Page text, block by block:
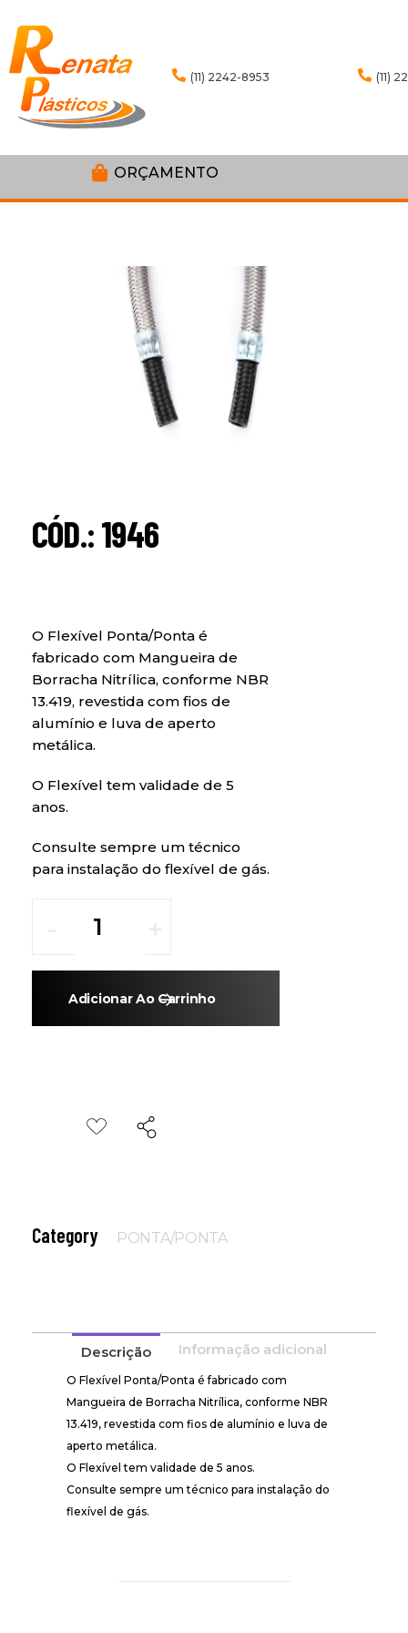
(11) 2242-8953 (11)
ORÇAMENTO
CÓD.: 1946
O Flexível Ponta/Ponta é
fabricado com Mangueira de
Borracha Nitrílica, conforme NBR
13.419, revestida com fios de
alumínio e luva de aperto
metálica.
O Flexível tem validade de 5
anos.
Consulte sempre um técnico
para instalação do flexível de gás.
Adicionar Ao Carrinho
Category PONTA/PONTA
Descrição Informação adicional
O Flexível Ponta/Ponta é fabricado com
Mangueira de Borracha Nitrílica, conforme NBR
13.419, revestida com fios de alumínio e luva de
aperto metálica.
O Flexível tem validade de 5 anos.
Consulte sempre um técnico para instalação do
flexível de gás.